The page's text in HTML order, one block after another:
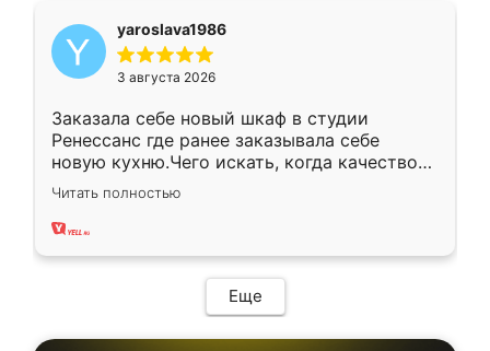
yaroslava1986
3 августа 2026
Заказала себе новый шкаф в студии
Ренессанс где ранее заказывала себе
новую кухню.Чего искать, когда качеством
вполне довольна. Служит кухня уже почти
два года, нареканий нет.
Читать полностью
Еще